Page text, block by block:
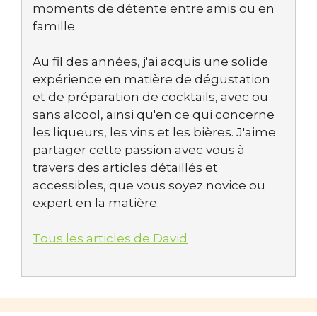
moments de détente entre amis ou en
famille.
Au fil des années, j'ai acquis une solide
expérience en matière de dégustation
et de préparation de cocktails, avec ou
sans alcool, ainsi qu'en ce qui concerne
les liqueurs, les vins et les bières. J'aime
partager cette passion avec vous à
travers des articles détaillés et
accessibles, que vous soyez novice ou
expert en la matière.
Tous les articles de David